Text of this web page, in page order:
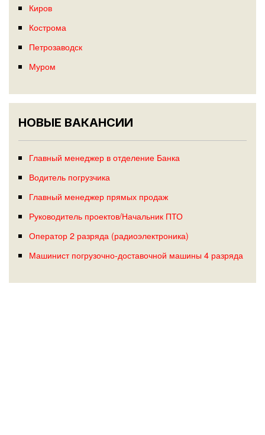
Киров
Кострома
Петрозаводск
Муром
НОВЫЕ ВАКАНСИИ
Главный менеджер в отделение Банка
Водитель погрузчика
Главный менеджер прямых продаж
Руководитель проектов/Начальник ПТО
Оператор 2 разряда (радиоэлектроника)
Машинист погрузочно-доставочной машины 4 разряда